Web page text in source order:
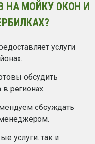
НА МОЙКУ ОКОН И
услуги
обсудить
в регионах.
обсуждать
услуги, так и